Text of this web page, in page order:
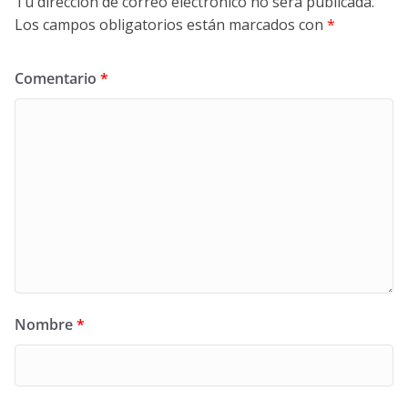
Los campos obligatorios están marcados con *
Comentario *
Nombre*